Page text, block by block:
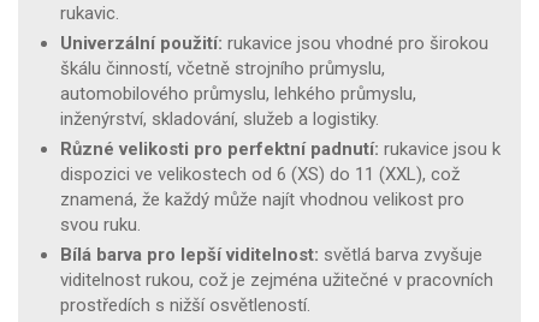
rukavic.
Univerzální použití: rukavice jsou vhodné pro širokou
škálu činností, včetně strojního průmyslu,
automobilového průmyslu, lehkého průmyslu,
inženýrství, skladování, služeb a logistiky.
Různé velikosti pro perfektní padnutí: rukavice jsou k
dispozici ve velikostech od 6 (XS) do 11 (XXL), což
znamená, že každý může najít vhodnou velikost pro
svou ruku.
Bílá barva pro lepší viditelnost: světlá barva zvyšuje
viditelnost rukou, což je zejména užitečné v pracovních
prostředích s nižší osvětleností.